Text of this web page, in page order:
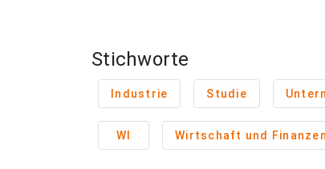
Stichworte
Industrie Studie
WI Wirtschaft und Finanzen